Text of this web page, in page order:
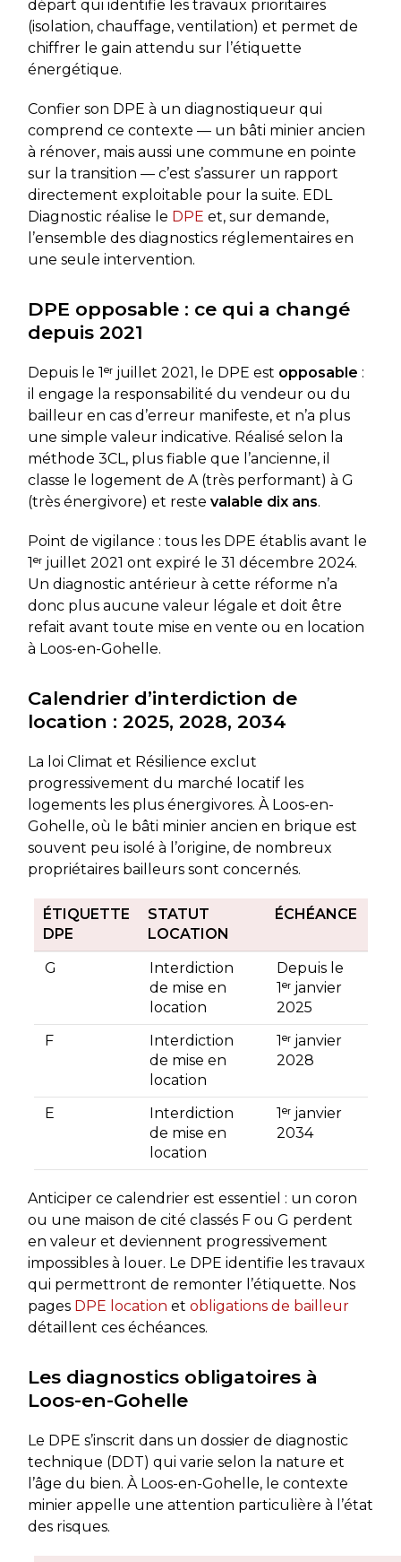
départ qui identifie les travaux prioritaires
(isolation, chauffage, ventilation) et permet de
chiffrer le gain attendu sur l’étiquette
énergétique.
Confier son DPE à un diagnostiqueur qui
comprend ce contexte — un bâti minier ancien
à rénover, mais aussi une commune en pointe
sur la transition — c’est s’assurer un rapport
directement exploitable pour la suite. EDL
Diagnostic réalise le DPE et, sur demande,
l’ensemble des diagnostics réglementaires en
une seule intervention.
DPE opposable : ce qui a changé
depuis 2021
Depuis le 1ᵉʳ juillet 2021, le DPE est opposable :
il engage la responsabilité du vendeur ou du
bailleur en cas d’erreur manifeste, et n’a plus
une simple valeur indicative. Réalisé selon la
méthode 3CL, plus fiable que l’ancienne, il
classe le logement de A (très performant) à G
(très énergivore) et reste valable dix ans.
Point de vigilance : tous les DPE établis avant le
1ᵉʳ juillet 2021 ont expiré le 31 décembre 2024.
Un diagnostic antérieur à cette réforme n’a
donc plus aucune valeur légale et doit être
refait avant toute mise en vente ou en location
à Loos-en-Gohelle.
Calendrier d’interdiction de
location : 2025, 2028, 2034
La loi Climat et Résilience exclut
progressivement du marché locatif les
logements les plus énergivores. À Loos-en-
Gohelle, où le bâti minier ancien en brique est
souvent peu isolé à l’origine, de nombreux
propriétaires bailleurs sont concernés.
ÉTIQUETTE
DPE
STATUT
LOCATION
ÉCHÉANCE
G
Interdiction
de mise en
location
Depuis le
1ᵉʳ janvier
2025
F
Interdiction
de mise en
location
1ᵉʳ janvier
2028
E
Interdiction
de mise en
location
1ᵉʳ janvier
2034
Anticiper ce calendrier est essentiel : un coron
ou une maison de cité classés F ou G perdent
en valeur et deviennent progressivement
impossibles à louer. Le DPE identifie les travaux
qui permettront de remonter l’étiquette. Nos
pages DPE location et obligations de bailleur
détaillent ces échéances.
Les diagnostics obligatoires à
Loos-en-Gohelle
Le DPE s’inscrit dans un dossier de diagnostic
technique (DDT) qui varie selon la nature et
l’âge du bien. À Loos-en-Gohelle, le contexte
minier appelle une attention particulière à l’état
des risques.